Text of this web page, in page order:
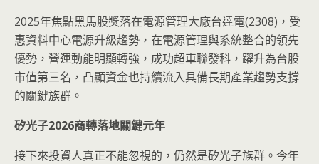
2025年焦點黑馬股獎落在電源管理大廠台達電(2308)，受
惠資料中心電源升級趨勢，在電源管理與系統整合的領先
優勢，營運動能明顯轉強，成功超車聯發科，躍升為台股
市值第三名，凸顯資金也持續流入具備長期產業趨勢支撐
的關鍵族群。
矽光子2026商轉落地關鍵元年
接下來投資人真正不能忽視的，仍然是矽光子族群。今年